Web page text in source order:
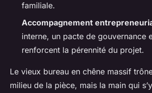
familiale.
Accompagnement
interne, un pacte de gouvernance
renforcent la pérennité du projet.
Le vieux bureau en chêne massif
milieu de la pièce, mais la main qui